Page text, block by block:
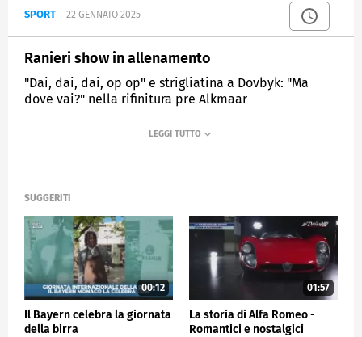
SPORT 22 GENNAIO 2025
Ranieri show in allenamento
"Dai, dai, dai, op op" e strigliatina a Dovbyk: "Ma
dove vai?" nella rifinitura pre Alkmaar
SPORTMEDIASET
SUGGERITI
00:12
Il Bayern celebra la giornata
della birra
01:57
La storia di Alfa Romeo -
Romantici e nostalgici